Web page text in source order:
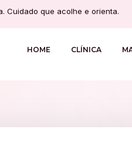
Cuidado que acolhe e orienta.
HOME CLÍNICA